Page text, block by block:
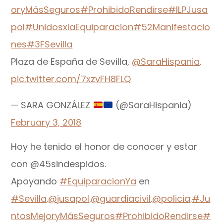
oryMásSeguros#ProhibidoRendirse#ILPJusa
pol#UnidosxlaEquiparacion#52Manifestacio
nes#3FSevilla
Plaza de España de Sevilla, @SaraHispania.
pic.twitter.com/7xzvFH8FLQ
— SARA GONZÁLEZ
(@SaraHispania)
February 3, 2018
Hoy he tenido el honor de conocer y estar
con @45sindespidos.
Apoyando #EquiparacionYa en
#Sevilla.@jusapol.@guardiacivil.@policia.#Ju
ntosMejoryMásSeguros#ProhibidoRendirse#